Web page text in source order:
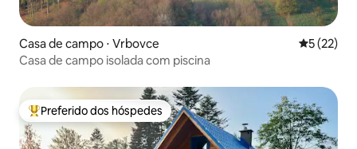
Casa de campo ⋅ Vrbovce 5 de uma
5 (22)
Casa de campo isolada com piscina
Entre os melhores preferidos dos hóspedes
Preferido dos hóspedes